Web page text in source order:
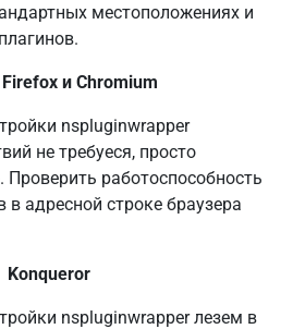
местоположениях и
и Chromium
nspluginwrapper
не требуеся, просто
Проверить работоспособность
адресной строке браузера
Konqueror
nspluginwrapper лезем в